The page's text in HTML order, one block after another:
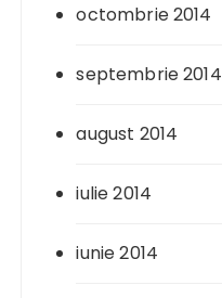
octombrie 2014
septembrie 2014
august 2014
iulie 2014
iunie 2014